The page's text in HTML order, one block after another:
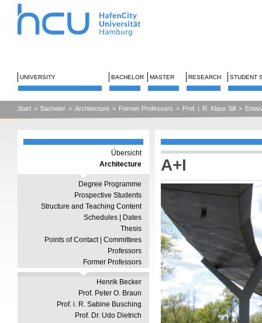
UNIVERSITY BACHELOR MASTER RESEARCH STUDENT
Start > Bachelor > Architecture > Former Professors > Prof. i. R. Klaus Sill >
Übersicht
Architecture
Degree Programme
Prospective Students
Structure and Teaching Content
Schedules | Dates
Thesis
Points of Contact | Committees
Professors
Former Professors
Henrik Becker
Prof. Peter O. Braun
Prof. i. R. Sabine Busching
Prof. Dr. Udo Dietrich
A+I